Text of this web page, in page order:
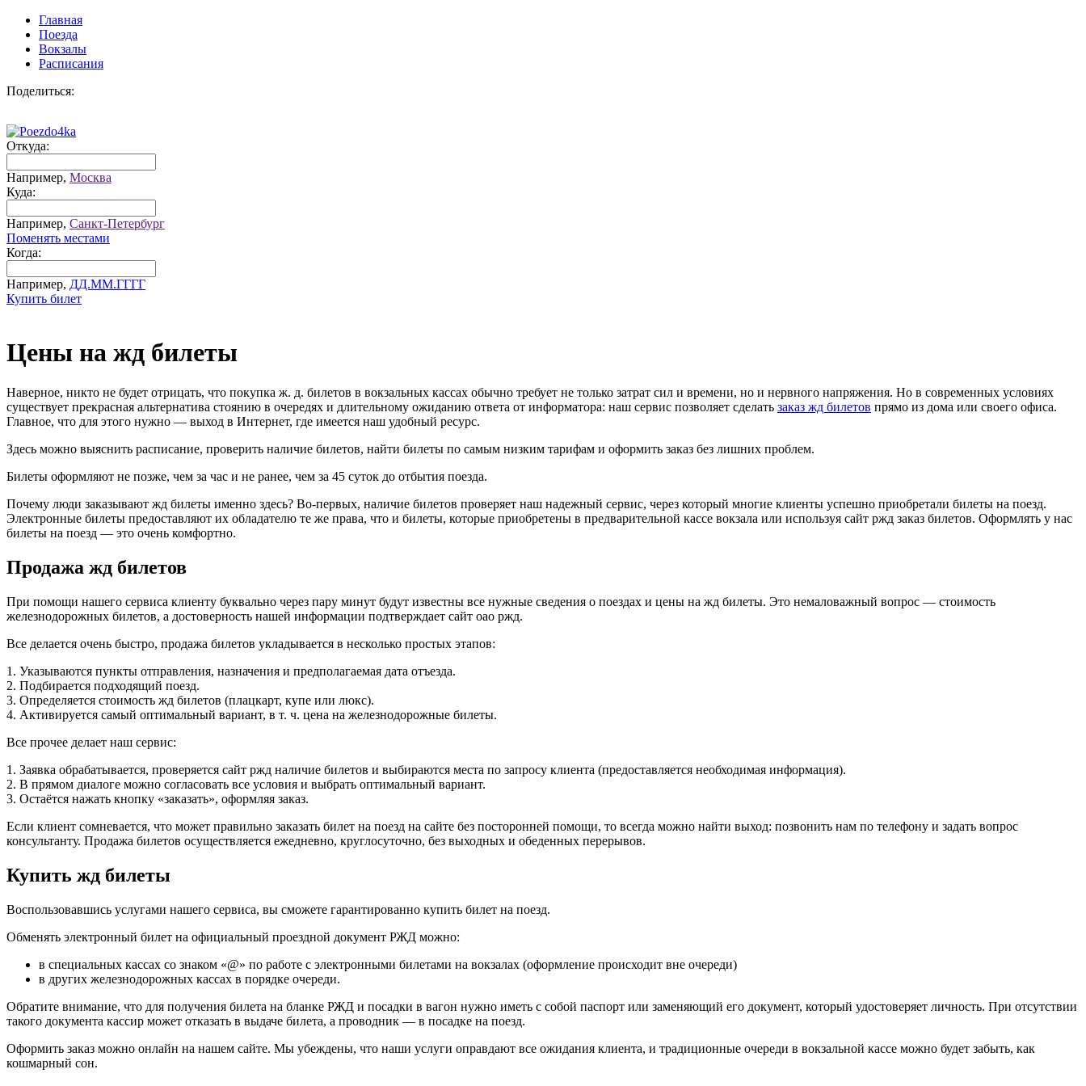
Главная
Поезда
Вокзалы
Расписания
Поделиться:
Откуда:
Например, Москва
Куда:
Например, Санкт-Петербург
Поменять местами
Когда:
Например, ДД.ММ.ГГГГ
Купить билет
Цены на жд билеты
Наверное, никто не будет отрицать, что покупка ж. д. билетов в вокзальных кассах обычно требует не только затрат сил и времени, но и нервного напряжения. Но в современных условиях
существует прекрасная альтернатива стоянию в очередях и длительному ожиданию ответа от информатора: наш сервис позволяет сделать заказ жд билетов прямо из дома или своего офиса.
Главное, что для этого нужно — выход в Интернет, где имеется наш удобный ресурс.
Здесь можно выяснить расписание, проверить наличие билетов, найти билеты по самым низким тарифам и оформить заказ без лишних проблем.
Билеты оформляют не позже, чем за час и не ранее, чем за 45 суток до отбытия поезда.
Почему люди заказывают жд билеты именно здесь? Во-первых, наличие билетов проверяет наш надежный сервис, через который многие клиенты успешно приобретали билеты на поезд.
Электронные билеты предоставляют их обладателю те же права, что и билеты, которые приобретены в предварительной кассе вокзала или используя сайт ржд заказ билетов. Оформлять у нас
билеты на поезд — это очень комфортно.
Продажа жд билетов
При помощи нашего сервиса клиенту буквально через пару минут будут известны все нужные сведения о поездах и цены на жд билеты. Это немаловажный вопрос — стоимость
железнодорожных билетов, а достоверность нашей информации подтверждает сайт оао ржд.
Все делается очень быстро, продажа билетов укладывается в несколько простых этапов:
1. Указываются пункты отправления, назначения и предполагаемая дата отъезда.
2. Подбирается подходящий поезд.
3. Определяется стоимость жд билетов (плацкарт, купе или люкс).
4. Активируется самый оптимальный вариант, в т. ч. цена на железнодорожные билеты.
Все прочее делает наш сервис:
1. Заявка обрабатывается, проверяется сайт ржд наличие билетов и выбираются места по запросу клиента (предоставляется необходимая информация).
2. В прямом диалоге можно согласовать все условия и выбрать оптимальный вариант.
3. Остаётся нажать кнопку «заказать», оформляя заказ.
Если клиент сомневается, что может правильно заказать билет на поезд на сайте без посторонней помощи, то всегда можно найти выход: позвонить нам по телефону и задать вопрос
консультанту. Продажа билетов осуществляется ежедневно, круглосуточно, без выходных и обеденных перерывов.
Купить жд билеты
Воспользовавшись услугами нашего сервиса, вы сможете гарантированно купить билет на поезд.
Обменять электронный билет на официальный проездной документ РЖД можно:
в специальных кассах со знаком «@» по работе с электронными билетами на вокзалах (оформление происходит вне очереди)
в других железнодорожных кассах в порядке очереди.
Обратите внимание, что для получения билета на бланке РЖД и посадки в вагон нужно иметь с собой паспорт или заменяющий его документ, который удостоверяет личность. При отсутствии
такого документа кассир может отказать в выдаче билета, а проводник — в посадке на поезд.
Оформить заказ можно онлайн на нашем сайте. Мы убеждены, что наши услуги оправдают все ожидания клиента, и традиционные очереди в вокзальной кассе можно будет забыть, как
кошмарный сон.